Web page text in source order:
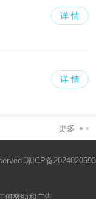
详 情
详 情
更多
琼ICP备2024020593
何赞助和广告